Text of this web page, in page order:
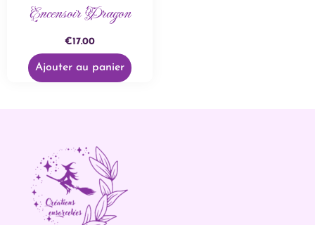
Encensoir Dragon
€17.00
Ajouter au panier